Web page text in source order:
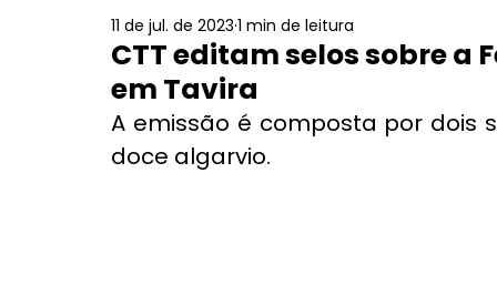
PROJECTOS TURISMO ECONOMIA
CTT editam selos sobre a
em Tavira
11 de jul. de 2023 1 min de leitura
A emissão é composta por dois
doce algarvio.